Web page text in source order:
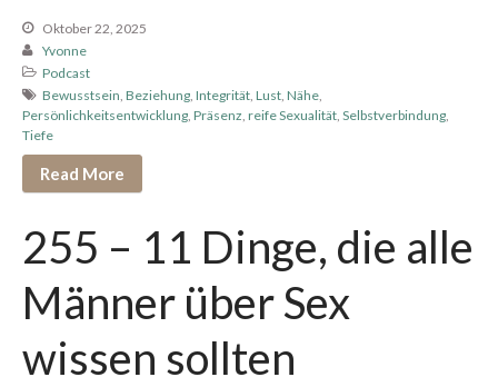
Januar 2024
Juli 2023
Juni 2023
Mai 2023
März 2023
Oktober 22, 2025
Yvonne
Podcast
Bewusstsein Beziehung Integrität Lust Nähe
Persönlichkeitsentwicklung Präsenz reife Sexualität Selbstverbindung
Tiefe
Read More
255 – 11 Dinge, die alle
Männer über Sex
wissen sollten